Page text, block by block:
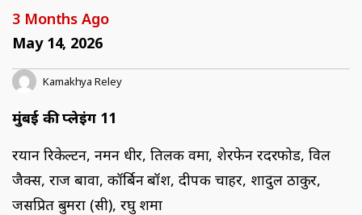
3 Months Ago
May 14, 2026
Kamakhya Reley
मुंबई की प्लेइंग 11
रयान रिकेल्टन, नमन धीर, तिलक वर्मा, शेरफेन रदरफोर्ड, विल
जैक्स, राज बावा, कॉर्बिन बॉश, दीपक चाहर, शार्दुल ठाकुर,
जसप्रित बुमरा (सी), रघु शर्मा